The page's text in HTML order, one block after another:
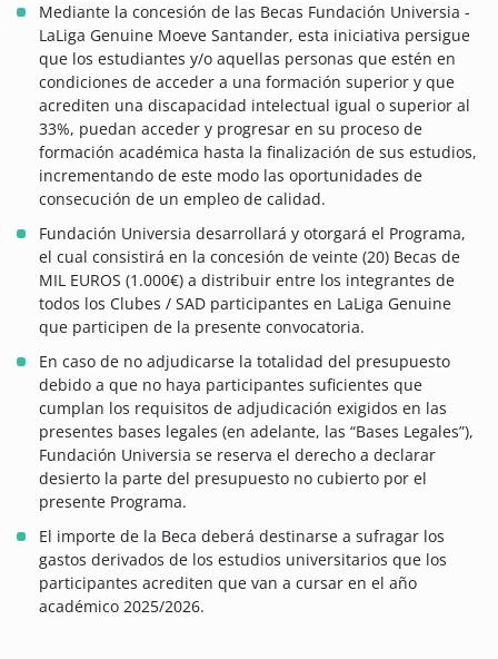
Mediante la concesión de las Becas Fundación Universia -
LaLiga Genuine Moeve Santander, esta iniciativa persigue
que los estudiantes y/o aquellas personas que estén en
condiciones de acceder a una formación superior y que
acrediten una discapacidad intelectual igual o superior al
33%, puedan acceder y progresar en su proceso de
formación académica hasta la finalización de sus estudios,
incrementando de este modo las oportunidades de
consecución de un empleo de calidad.
Fundación Universia desarrollará y otorgará el Programa,
el cual consistirá en la concesión de veinte (20) Becas de
MIL EUROS (1.000€) a distribuir entre los integrantes de
todos los Clubes / SAD participantes en LaLiga Genuine
que participen de la presente convocatoria.
En caso de no adjudicarse la totalidad del presupuesto
debido a que no haya participantes suficientes que
cumplan los requisitos de adjudicación exigidos en las
presentes bases legales (en adelante, las “Bases Legales”),
Fundación Universia se reserva el derecho a declarar
desierto la parte del presupuesto no cubierto por el
presente Programa.
El importe de la Beca deberá destinarse a sufragar los
gastos derivados de los estudios universitarios que los
participantes acrediten que van a cursar en el año
académico 2025/2026.